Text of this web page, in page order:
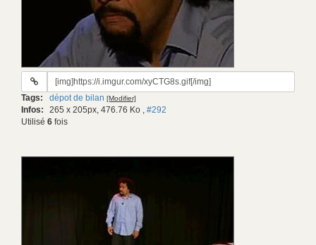
URL
gif:
Tags: dépot de bilan [Modifier]
Infos: 265 x 205px, 476.76 Ko , #292
Utilisé 6 fois